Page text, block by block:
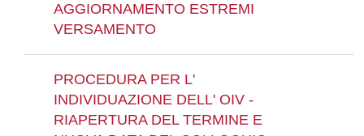
AGGIORNAMENTO ESTREMI
VERSAMENTO
PROCEDURA PER L'
INDIVIDUAZIONE DELL' OIV -
RIAPERTURA DEL TERMINE E